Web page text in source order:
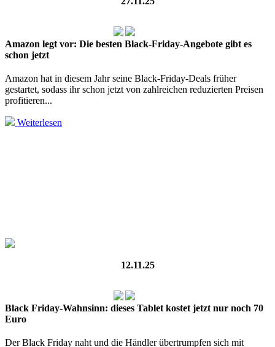
Amazon legt vor: Die besten Black‑Friday‑Angebote gibt es
schon jetzt
Amazon hat in diesem Jahr seine Black‑Friday‑Deals früher
gestartet, sodass ihr schon jetzt von zahlreichen reduzierten Preisen
profitieren...
Weiterlesen
12.11.25
Black Friday-Wahnsinn: dieses Tablet kostet jetzt nur noch 70
Euro
Der Black Friday naht und die Händler übertrumpfen sich mit